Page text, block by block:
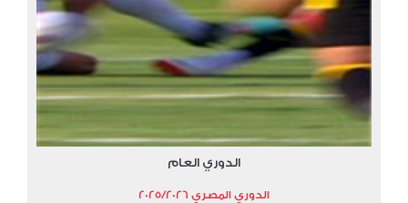
الدوري العام
الدوري المصري 2025/2026